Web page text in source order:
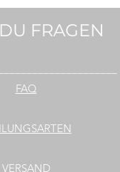
FRAGEN
FAQ
VERSAND